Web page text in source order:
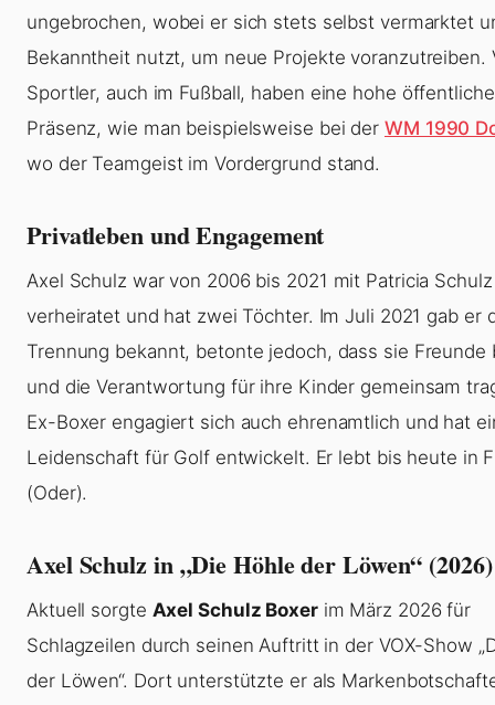
ungebrochen, wobei er sich stets selbst vermarktet
Bekanntheit nutzt, um neue Projekte voranzutreiben.
Sportler, auch im Fußball, haben eine hohe öffentliche
Präsenz, wie man beispielsweise bei der WM 1990
wo der Teamgeist im Vordergrund stand.
Privatleben und Engagement
Axel Schulz war von 2006 bis 2021 mit Patricia Schulz
verheiratet und hat zwei Töchter. Im Juli 2021 gab er
Trennung bekannt, betonte jedoch, dass sie Freunde
und die Verantwortung für ihre Kinder gemeinsam
Ex-Boxer engagiert sich auch ehrenamtlich und hat
Leidenschaft für Golf entwickelt. Er lebt bis heute in
(Oder).
Axel Schulz in „Die Höhle der Löwen“ (2026)
Aktuell sorgte Axel Schulz Boxerim März 2026 für
Schlagzeilen durch seinen Auftritt in der VOX-Show
der Löwen“. Dort unterstützte er als